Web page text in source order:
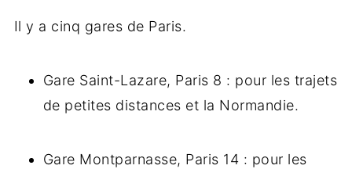
Il y a cinq gares de Paris.
Gare Saint-Lazare, Paris 8 : pour les trajets
de petites distances et la Normandie.
Gare Montparnasse, Paris 14 : pour les